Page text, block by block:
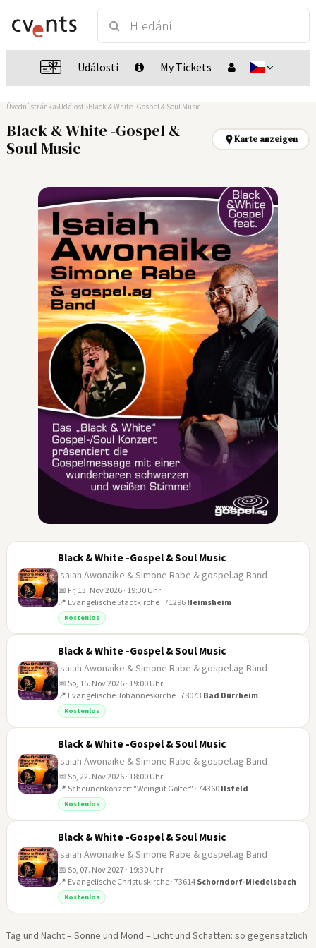
Události My Tickets
Úvodní stránka Události Black & White -Gospel & Soul Music
Black & White -Gospel &
Soul Music
Karte anzeigen
Black & White -Gospel & Soul Music
Isaiah Awonaike & Simone Rabe & gospel.ag Band
📅 Fr, 13. Nov 2026 · 19:30 Uhr
📍 Evangelische Stadtkirche · 71296 Heimsheim
Kostenlos
Black & White -Gospel & Soul Music
Isaiah Awonaike & Simone Rabe & gospel.ag Band
📅 So, 15. Nov 2026 · 19:00 Uhr
📍 Evangelische Johanneskirche · 78073 Bad Dürrheim
Kostenlos
Black & White -Gospel & Soul Music
Isaiah Awonaike & Simone Rabe & gospel.ag Band
📅 So, 22. Nov 2026 · 18:00 Uhr
📍 Scheunenkonzert "Weingut Golter" · 74360 Ilsfeld
Kostenlos
Black & White -Gospel & Soul Music
Isaiah Awonaike & Simone Rabe & gospel.ag Band
📅 So, 07. Nov 2027 · 19:30 Uhr
📍 Evangelische Christuskirche · 73614 Schorndorf-Miedelsbach
Kostenlos
Tag und Nacht – Sonne und Mond – Licht und Schatten: so gegensätzlich